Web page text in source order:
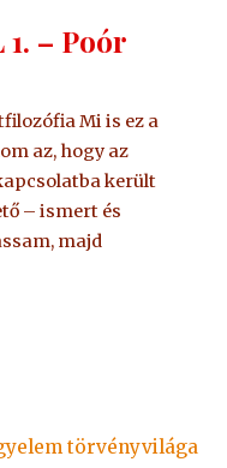
– Poór
Mi is ez a
az, hogy az
került
– ismert és
majd
törvényvilága